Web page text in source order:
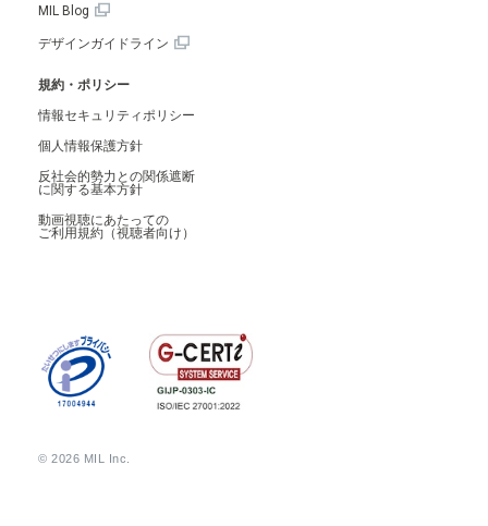
MIL Blog
デザインガイドライン
規約・ポリシー
情報セキュリティポリシー
個人情報保護方針
反社会的勢力との関係遮断
に関する基本方針
動画視聴にあたっての
ご利用規約（視聴者向け）
© 2026 MIL Inc.